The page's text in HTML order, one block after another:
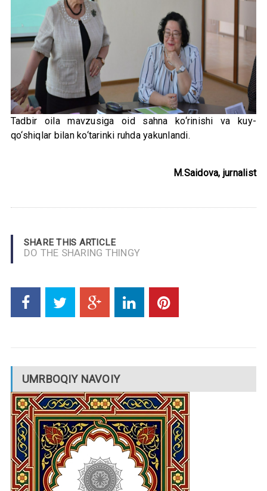
Tadbir oila mavzusiga oid sahna ko‘rinishi va kuy-
qo‘shiqlar bilan ko‘tarinki ruhda yakunlandi.
M.Saidova, jurnalist
SHARE THIS ARTICLE
DO THE SHARING THINGY
UMRBOQIY NAVOIY